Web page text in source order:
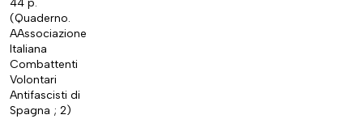
44 p.
(Quaderno.
AAssociazione
Italiana
Combattenti
Volontari
Antifascisti di
Spagna ; 2)